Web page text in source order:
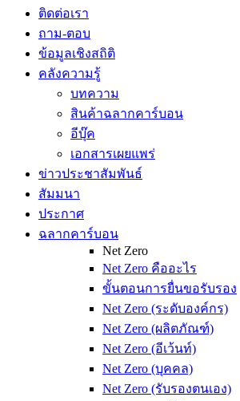
ติดต่อเรา
ถาม-ตอบ
ข้อมูลเชิงสถิติ
คลังความรู้
บทความ
สินค้าฉลากคาร์บอน
อีบุ๊ค
เอกสารเผยแพร่
ข่าวประชาสัมพันธ์
สัมมนา
ประกาศ
ฉลากคาร์บอน
Net Zero
Net Zero คืออะไร
ขั้นตอนการยื่นขอรับรอง
Net Zero (ระดับองค์กร)
Net Zero (ผลิตภัณฑ์)
Net Zero (อีเว้นท์)
Net Zero (บุคคล)
Net Zero (รับรองตนเอง)